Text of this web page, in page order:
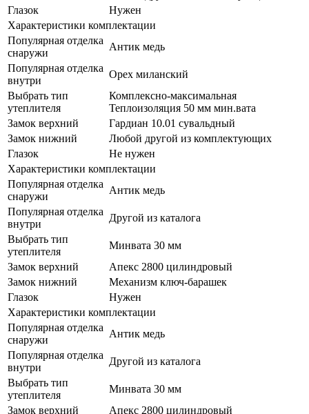
Глазок
Нужен
Характеристики комплектации
Популярная отделка
снаружи
Антик медь
Популярная отделка
внутри
Орех миланский
Выбрать тип
утеплителя
Комплексно-максимальная
Теплоизоляция 50 мм мин.вата
Замок верхний
Гардиан 10.01 сувальдный
Замок нижний
Любой другой из комплектующих
Глазок
Не нужен
Характеристики комплектации
Популярная отделка
снаружи
Антик медь
Популярная отделка
внутри
Другой из каталога
Выбрать тип
утеплителя
Минвата 30 мм
Замок верхний
Апекс 2800 цилиндровый
Замок нижний
Механизм ключ-барашек
Глазок
Нужен
Характеристики комплектации
Популярная отделка
снаружи
Антик медь
Популярная отделка
внутри
Другой из каталога
Выбрать тип
утеплителя
Минвата 30 мм
Замок верхний
Апекс 2800 цилиндровый